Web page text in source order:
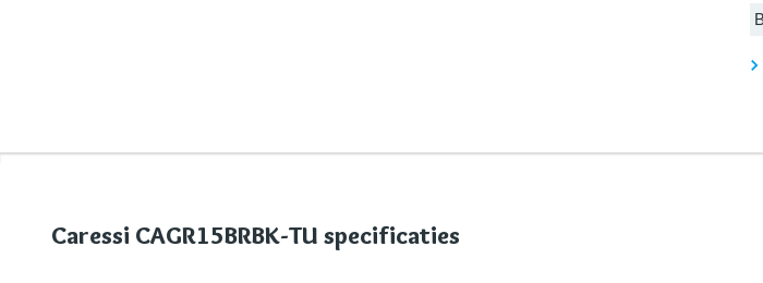
Caressi CAGR15BRBK-TU specificaties